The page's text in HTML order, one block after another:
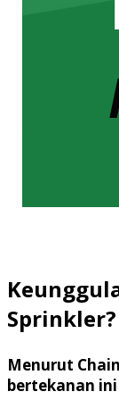
Sprinkler?
Menurut
bertekanan